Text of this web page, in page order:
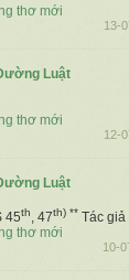
thơ mới
13-
Luật
thơ mới
12-
Luật
45th, 47th) ** Tác giả
thơ mới
10-